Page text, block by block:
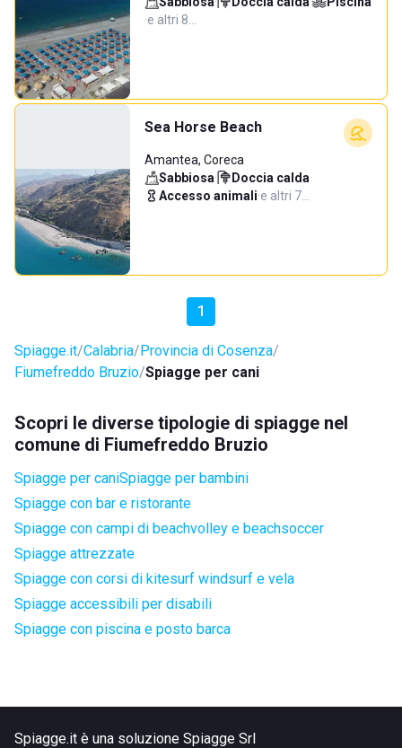
·e altri 8…
Sea Horse Beach
Amantea, Coreca
Sabbiosa· Doccia calda·
Accesso animali·e altri 7…
1
Spiagge.it Calabria Provincia di Cosenza
Fiumefreddo Bruzio Spiagge per cani
Scopri le diverse tipologie di spiagge nel
comune di Fiumefreddo Bruzio
Spiagge per caniSpiagge per bambini
Spiagge con bar e ristorante
Spiagge con campi di beachvolley e beachsoccer
Spiagge attrezzate
Spiagge con corsi di kitesurf windsurf e vela
Spiagge accessibili per disabili
Spiagge con piscina e posto barca
Spiagge.it è una soluzione Spiagge Srl